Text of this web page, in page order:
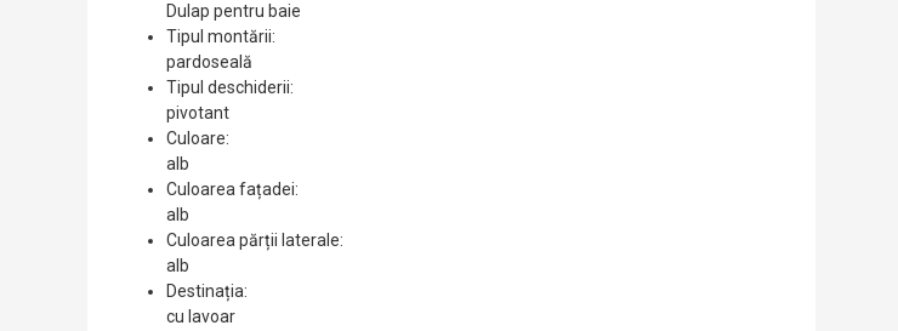
Dulap pentru baie
Tipul montării:
pardoseală
Tipul deschiderii:
pivotant
Culoare:
alb
Culoarea fațadei:
alb
Culoarea părții laterale:
alb
Destinația:
cu lavoar